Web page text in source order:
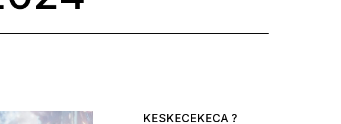
KESKECEKECA ?